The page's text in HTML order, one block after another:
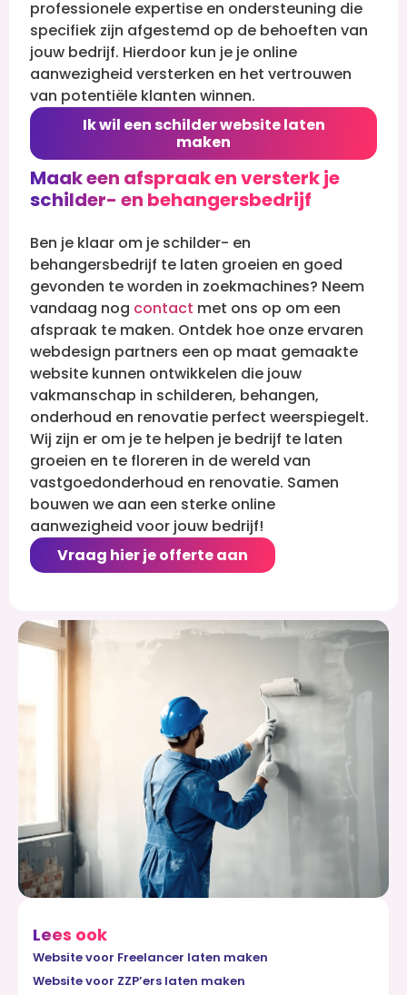
professionele expertise en ondersteuning die
specifiek zijn afgestemd op de behoeften van
jouw bedrijf. Hierdoor kun je je online
aanwezigheid versterken en het vertrouwen
van potentiële klanten winnen.
Ik wil een schilder website laten
maken
Maak een afspraak en versterk je
schilder- en behangersbedrijf
Ben je klaar om je schilder- en
behangersbedrijf te laten groeien en goed
gevonden te worden in zoekmachines? Neem
vandaag nog contact met ons op om een
afspraak te maken. Ontdek hoe onze ervaren
webdesign partners een op maat gemaakte
website kunnen ontwikkelen die jouw
vakmanschap in schilderen, behangen,
onderhoud en renovatie perfect weerspiegelt.
Wij zijn er om je te helpen je bedrijf te laten
groeien en te floreren in de wereld van
vastgoedonderhoud en renovatie. Samen
bouwen we aan een sterke online
aanwezigheid voor jouw bedrijf!
Vraag hier je offerte aan
Lees ook
Website voor Freelancer laten maken
Website voor ZZP’ers laten maken